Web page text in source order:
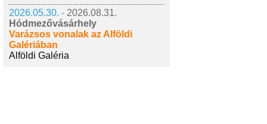
2026.05.30. - 2026.08.31.
Hódmezővásárhely
Varázsos vonalak az Alföldi
Galériában
Alföldi Galéria